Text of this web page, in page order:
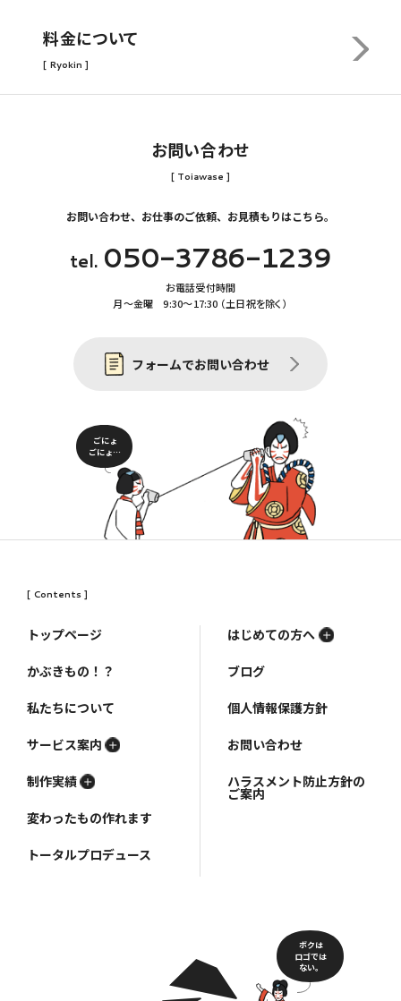
料金について
[ Ryokin ]
お問い合わせ
[ Toiawase ]
お問い合わせ、お仕事のご依頼、お見積もりはこちら。
tel. 050-3786-1239
お電話受付時間
月〜金曜 9:30〜17:30 （土日祝を除く）
フォームでお問い合わせ
ごにょ
ごにょ…
[ Contents ]
トップページ
かぶきもの！？
私たちについて
サービス案内
制作実績
変わったもの作れます
トータルプロデュース
はじめての方へ
ブログ
個人情報保護方針
お問い合わせ
ハラスメント防止方針の
ご案内
ボクは
ロゴでは
ない。